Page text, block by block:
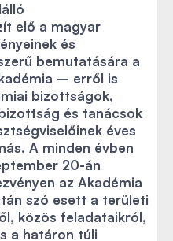
elő a magyar
és
bemutatására a
– erről is
bizottságok,
és tanácsok
éves
A minden évben
20-án
az Akadémia
szó esett a területi
közös feladataikról,
a határon túli